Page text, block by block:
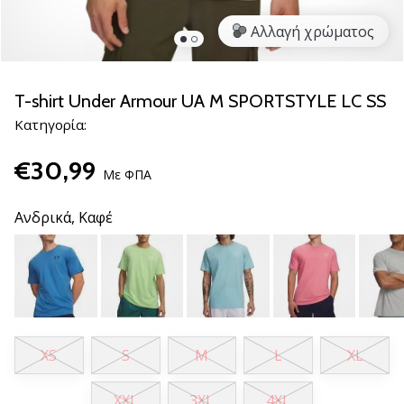
παπούτσια
Accelerate
SQD
Ανακάλυψε
τεχνικές
αναβαθμίσεις
και
μάθε
αν
αξίζει…
25. 11. 2024
Αλλαγή χρώματος
T-shirt Under Armour UA M SPORTSTYLE LC SS
Κατηγορία:
€30,99 Με ΦΠΑ
Ανδρικά, Καφέ
XS S M L XL
XXL 3XL 4XL